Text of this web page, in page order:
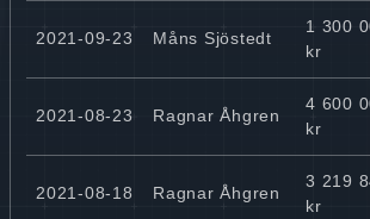
2021-09-23 Måns Sjöstedt
1 300
kr
2021-08-23 Ragnar Åhgren
4 600
kr
2021-08-18 Ragnar Åhgren
3 219
kr